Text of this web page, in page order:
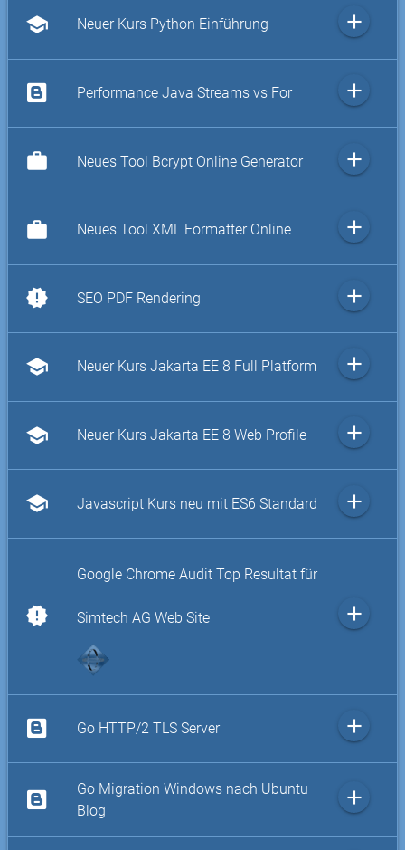
school Neuer Kurs Python Einführung add
Performance Java Streams vs For add
work Neues Tool Bcrypt Online Generator add
work Neues Tool XML Formatter Online add
new_releases SEO PDF Rendering add
school Neuer Kurs Jakarta EE 8 Full Platform add
school Neuer Kurs Jakarta EE 8 Web Profile add
school Javascript Kurs neu mit ES6 Standard add
new_releases
Google Chrome Audit Top Resultat für
Simtech AG Web Site add
Go HTTP/2 TLS Server add
Go Migration Windows nach Ubuntu
Blog
add